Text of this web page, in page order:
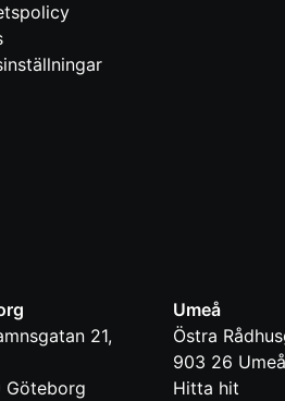
21,
Göteborg
Umeå
Östra
903 26 Umeå
Hitta hit